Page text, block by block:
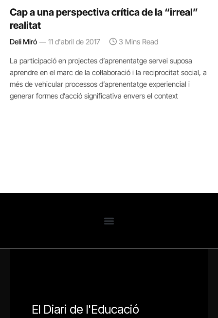
Cap a una perspectiva crítica de la “irreal”
realitat
Deli Miró 11 d'abril de 2017 3 Mins Read
La participació en projectes d’aprenentatge servei suposa
aprendre en el marc de la col·laboració i la reciprocitat social, a
més de vehicular processos d’aprenentatge experiencial i
generar formes d’acció significativa envers el context